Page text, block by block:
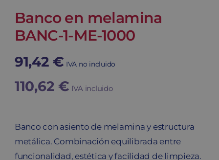
Banco en melamina
BANC-1-ME-1000
91,42 € IVA no incluido
110,62 € IVA incluido
Banco con asiento de melamina y estructura
metálica. Combinación equilibrada entre
funcionalidad, estética y facilidad de limpieza.